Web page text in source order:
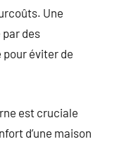
Une
des
éviter de
est cruciale
d’une maison